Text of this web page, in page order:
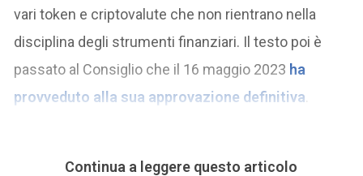
vari token e criptovalute che non rientrano nella
disciplina degli strumenti finanziari. Il testo poi è
passato al Consiglio che il 16 maggio 2023 ha
provveduto alla sua approvazione definitiva
Continua a leggere questo articolo